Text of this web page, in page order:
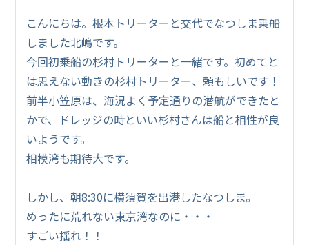
こんにちは。根本トリーターと交代でなつしま乗船
しました北嶋です。
今回初乗船の杉村トリーターと一緒です。初めてと
は思えない動きの杉村トリーター、頼もしいです！
前半小笠原は、海況よく予定通りの潜航ができたと
かで、ドレッジの時といい杉村さんは船と相性が良
いようです。
相模湾も期待大です。
しかし、朝8:30に横須賀を出港したなつしま。
めったに荒れない東京湾なのに・・・
すごい揺れ！！